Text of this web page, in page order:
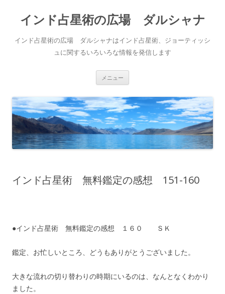
インド占星術の広場 ダルシャナ
インド占星術の広場 ダルシャナはインド占星術、ジョーティッシ
ュに関するいろいろな情報を発信します
メニュー
インド占星術 無料鑑定の感想 151-160
●インド占星術 無料鑑定の感想 １６０ ＳＫ
鑑定、お忙しいところ、どうもありがとうございました。
大きな流れの切り替わりの時期にいるのは、なんとなくわかり
ました。